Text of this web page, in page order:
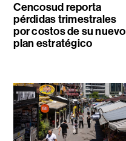
Cencosud reporta
pérdidas trimestrales
por costos de su nuevo
plan estratégico